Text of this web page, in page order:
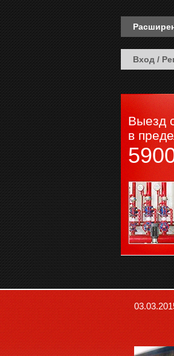
Вход /
Выезд
в
online
Мессенджеры
Свяжитесь с нами
мессенджер!
WhatsApp